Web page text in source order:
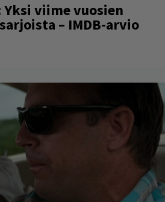
viime vuosien
– IMDB-arvio